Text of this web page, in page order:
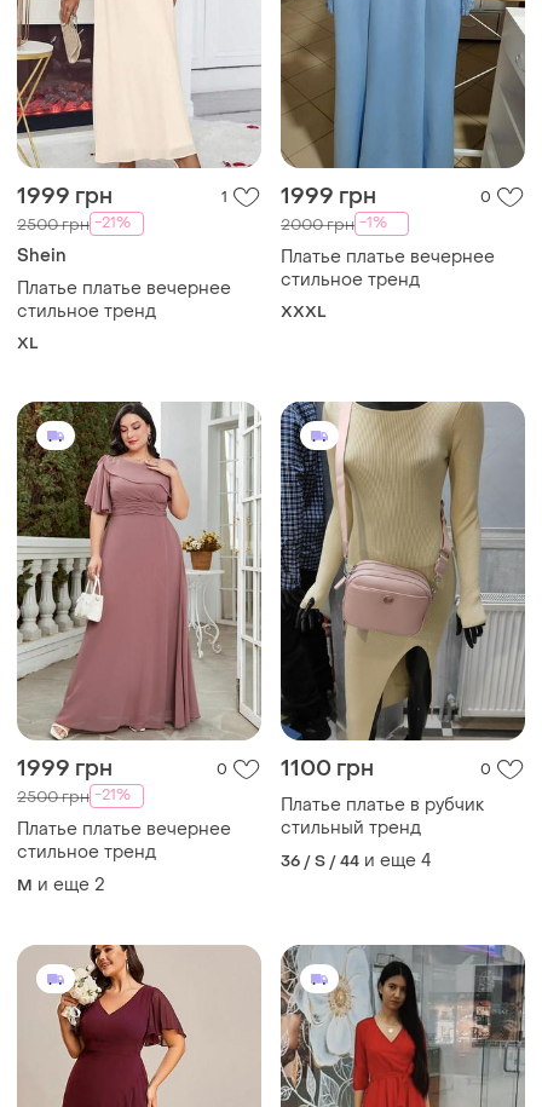
1999 грн 1
2500 грн -21%
Shein
Платье платье вечернее
стильное тренд
XL
1999 грн 0
2000 грн -1%
Платье платье вечернее
стильное тренд
XXXL
1999 грн 0
2500 грн -21%
Платье платье вечернее
стильное тренд
M и еще 2
1100 грн 0
Платье платье в рубчик
стильный тренд
36 / S / 44 и еще 4